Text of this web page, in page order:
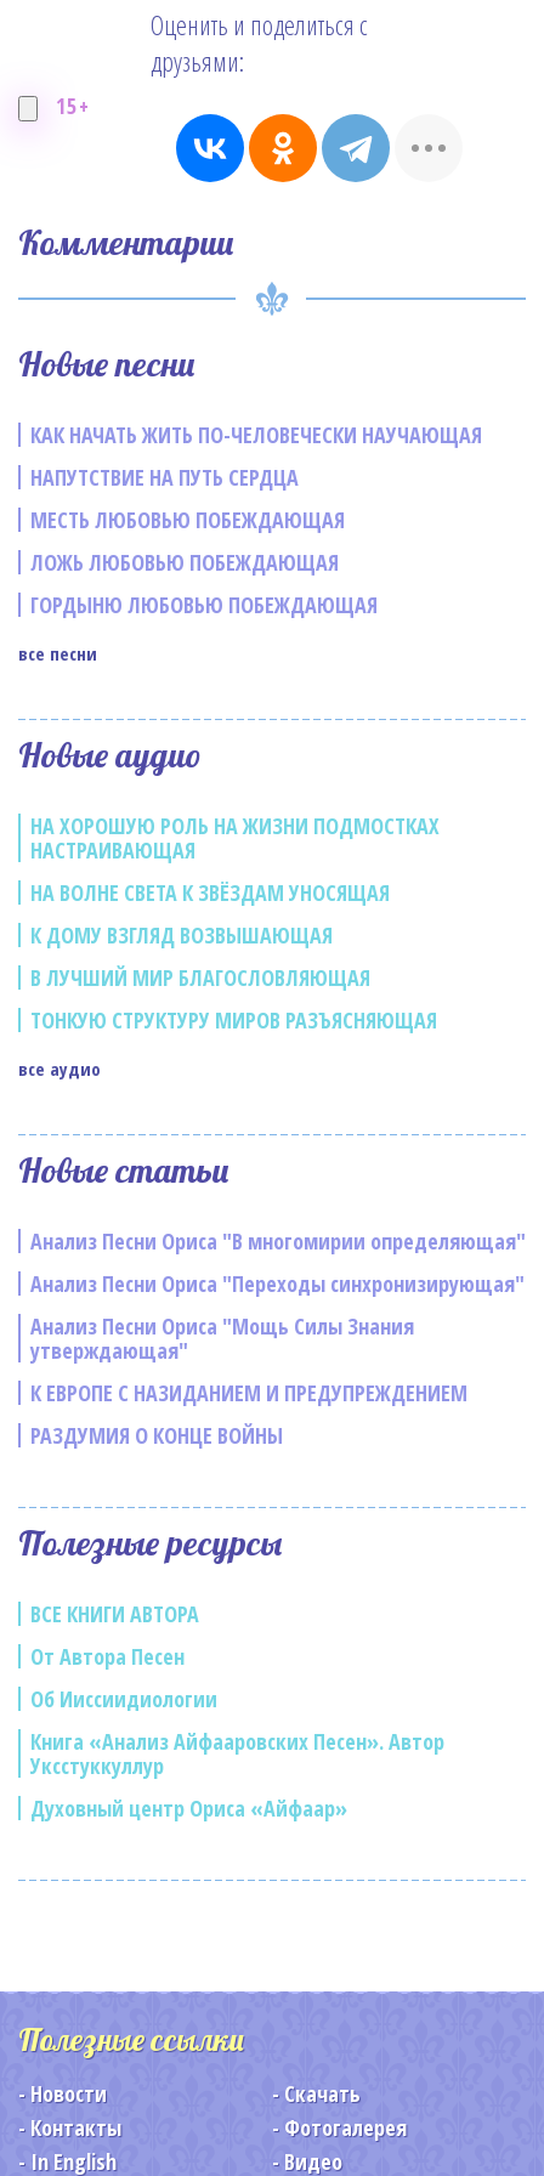
15+
Оценить и поделиться с
друзьями:
Комментарии
Новые песни
КАК НАЧАТЬ ЖИТЬ ПО-ЧЕЛОВЕЧЕСКИ НАУЧАЮЩАЯ
НАПУТСТВИЕ НА ПУТЬ СЕРДЦА
МЕСТЬ ЛЮБОВЬЮ ПОБЕЖДАЮЩАЯ
ЛОЖЬ ЛЮБОВЬЮ ПОБЕЖДАЮЩАЯ
ГОРДЫНЮ ЛЮБОВЬЮ ПОБЕЖДАЮЩАЯ
все песни
Новые аудио
НА ХОРОШУЮ РОЛЬ НА ЖИЗНИ ПОДМОСТКАХ
НАСТРАИВАЮЩАЯ
НА ВОЛНЕ СВЕТА К ЗВЁЗДАМ УНОСЯЩАЯ
К ДОМУ ВЗГЛЯД ВОЗВЫШАЮЩАЯ
В ЛУЧШИЙ МИР БЛАГОСЛОВЛЯЮЩАЯ
ТОНКУЮ СТРУКТУРУ МИРОВ РАЗЪЯСНЯЮЩАЯ
все аудио
Новые статьи
Анализ Песни Ориса "В многомирии определяющая"
Анализ Песни Ориса "Переходы синхронизирующая"
Анализ Песни Ориса "Мощь Силы Знания
утверждающая"
К ЕВРОПЕ С НАЗИДАНИЕМ И ПРЕДУПРЕЖДЕНИЕМ
РАЗДУМИЯ О КОНЦЕ ВОЙНЫ
Полезные ресурсы
ВСЕ КНИГИ АВТОРА
От Автора Песен
Об Ииссиидиологии
Книга «Анализ Айфааровских Песен». Автор
Уксстуккуллур
Духовный центр Ориса «Айфаар»
Полезные ссылки
Новости
Скачать
Контакты
Фотогалерея
In English
Видео